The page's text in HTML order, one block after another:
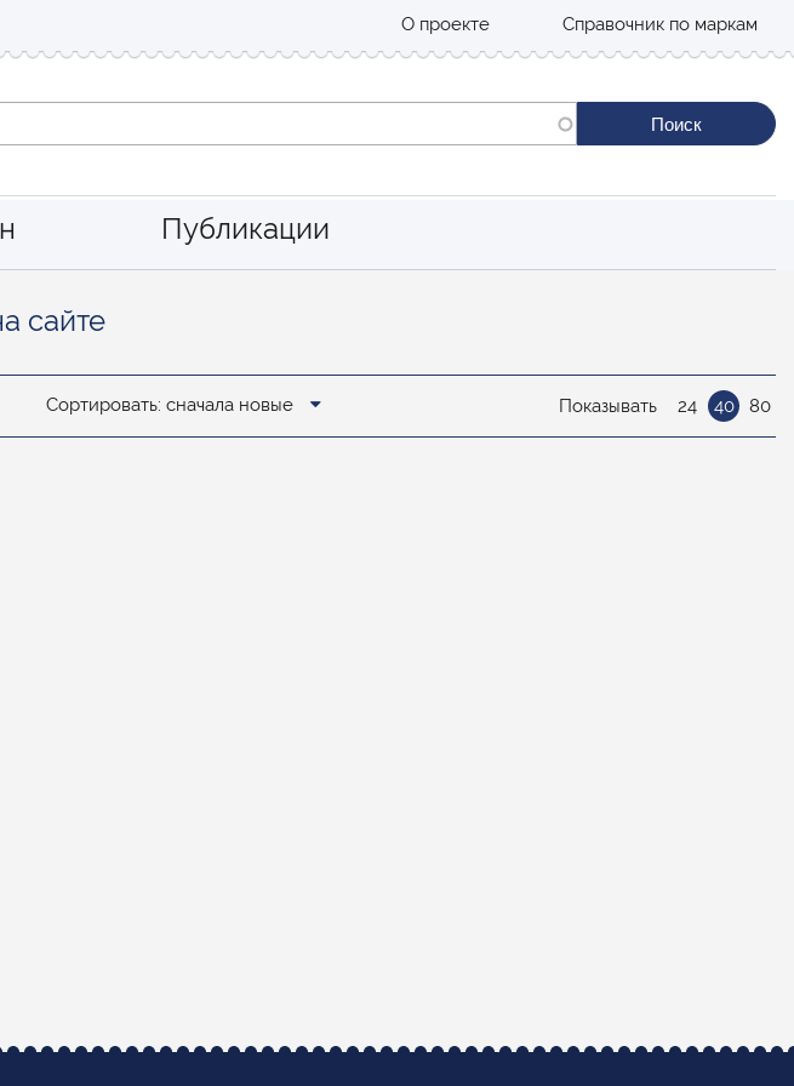
О проекте Справочник по маркам
Публикации
сайте
Сортировать: сначала новые Показывать 24 40 80